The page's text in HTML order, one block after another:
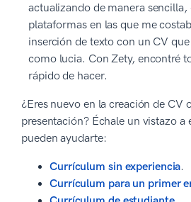
actualizando de manera sencilla,
plataformas en las que me
inserción de texto con un CV
como lucia. Con Zety, encontré
rápido de hacer.
¿Eres nuevo en la creación de CV
presentación? Échale un vistazo a
pueden ayudarte:
Currículum sin experiencia.
Currículum para un primer